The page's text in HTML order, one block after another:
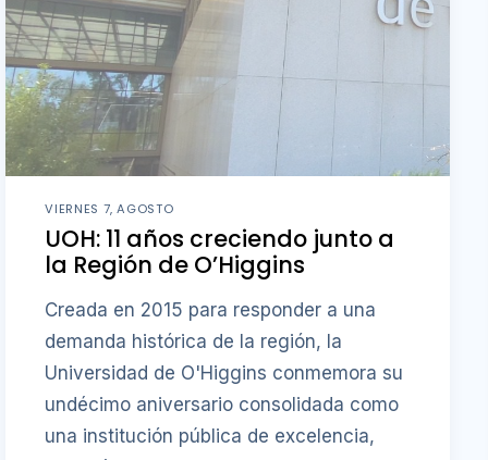
VIERNES 7, AGOSTO
UOH: 11 años creciendo junto a
la Región de O’Higgins
Creada en 2015 para responder a una
demanda histórica de la región, la
Universidad de O'Higgins conmemora su
undécimo aniversario consolidada como
una institución pública de excelencia,